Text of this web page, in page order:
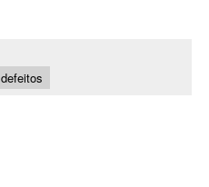
defeitos